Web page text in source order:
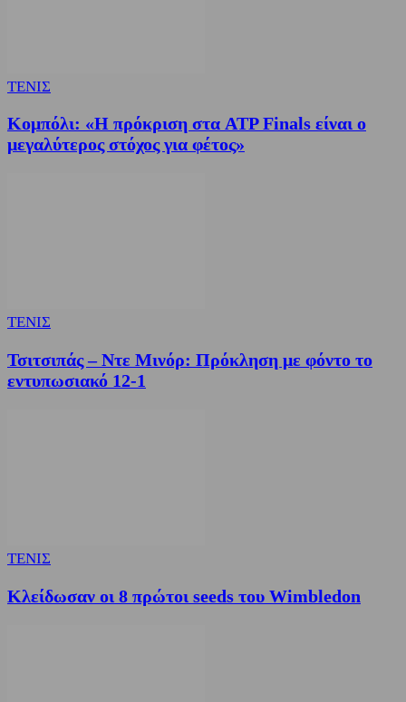
ΤΕΝΙΣ
Κομπόλι: «Η πρόκριση στα ATP Finals είναι ο
μεγαλύτερος στόχος για φέτος»
ΤΕΝΙΣ
Τσιτσιπάς – Ντε Μινόρ: Πρόκληση με φόντο το
εντυπωσιακό 12-1
ΤΕΝΙΣ
Κλείδωσαν οι 8 πρώτοι seeds του Wimbledon